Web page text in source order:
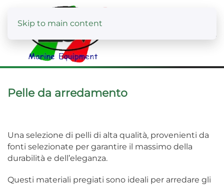
Skip to main content
Pelle da arredamento
Una selezione di pelli di alta qualità, provenienti da
fonti selezionate per garantire il massimo della
durabilità e dell’eleganza.
Questi materiali pregiati sono ideali per arredare gli